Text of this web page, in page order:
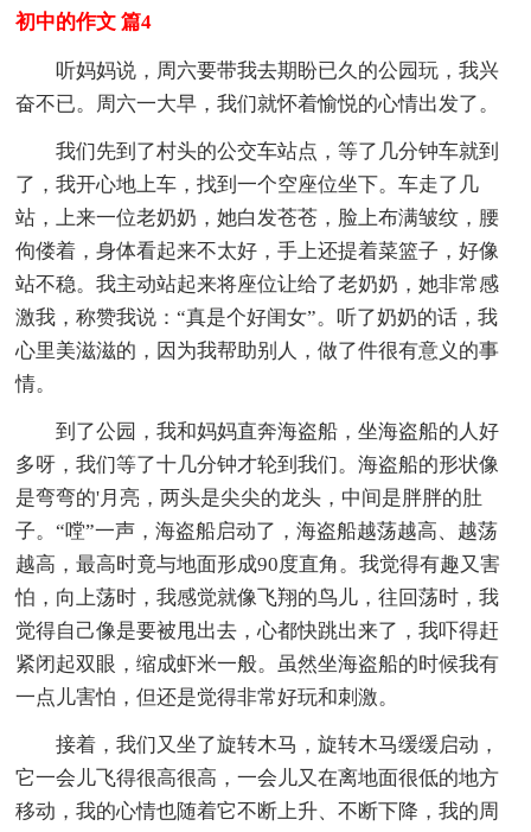
初中的作文 篇4
听妈妈说，周六要带我去期盼已久的公园玩，我兴
奋不已。周六一大早，我们就怀着愉悦的心情出发了。
我们先到了村头的公交车站点，等了几分钟车就到
了，我开心地上车，找到一个空座位坐下。车走了几
站，上来一位老奶奶，她白发苍苍，脸上布满皱纹，腰
佝偻着，身体看起来不太好，手上还提着菜篮子，好像
站不稳。我主动站起来将座位让给了老奶奶，她非常感
激我，称赞我说：“真是个好闺女”。听了奶奶的话，我
心里美滋滋的，因为我帮助别人，做了件很有意义的事
情。
到了公园，我和妈妈直奔海盗船，坐海盗船的人好
多呀，我们等了十几分钟才轮到我们。海盗船的形状像
是弯弯的'月亮，两头是尖尖的龙头，中间是胖胖的肚
子。“嘡”一声，海盗船启动了，海盗船越荡越高、越荡
越高，最高时竟与地面形成90度直角。我觉得有趣又害
怕，向上荡时，我感觉就像飞翔的鸟儿，往回荡时，我
觉得自己像是要被甩出去，心都快跳出来了，我吓得赶
紧闭起双眼，缩成虾米一般。虽然坐海盗船的时候我有
一点儿害怕，但还是觉得非常好玩和刺激。
接着，我们又坐了旋转木马，旋转木马缓缓启动，
它一会儿飞得很高很高，一会儿又在离地面很低的地方
移动，我的心情也随着它不断上升、不断下降，我的周